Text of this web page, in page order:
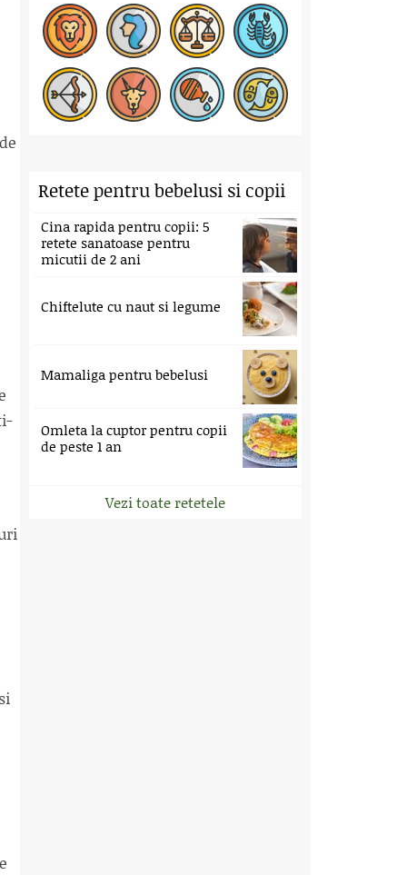
Retete pentru bebelusi si copii
Cina rapida pentru copii: 5
retete sanatoase pentru
micutii de 2 ani
Chiftelute cu naut si legume
Mamaliga pentru bebelusi
Omleta la cuptor pentru copii
de peste 1 an
Vezi toate retetele